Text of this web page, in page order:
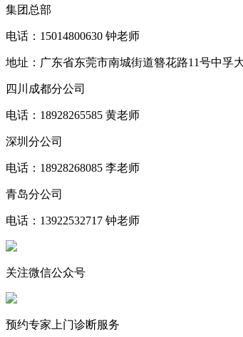
集团总部
电话：15014800630 钟老师
地址：广东省东莞市南城街道簪花路11号中孚
四川成都分公司
电话：18928265585 黄老师
深圳分公司
电话：18928268085 李老师
青岛分公司
电话：13922532717 钟老师
关注微信公众号
预约专家上门诊断服务